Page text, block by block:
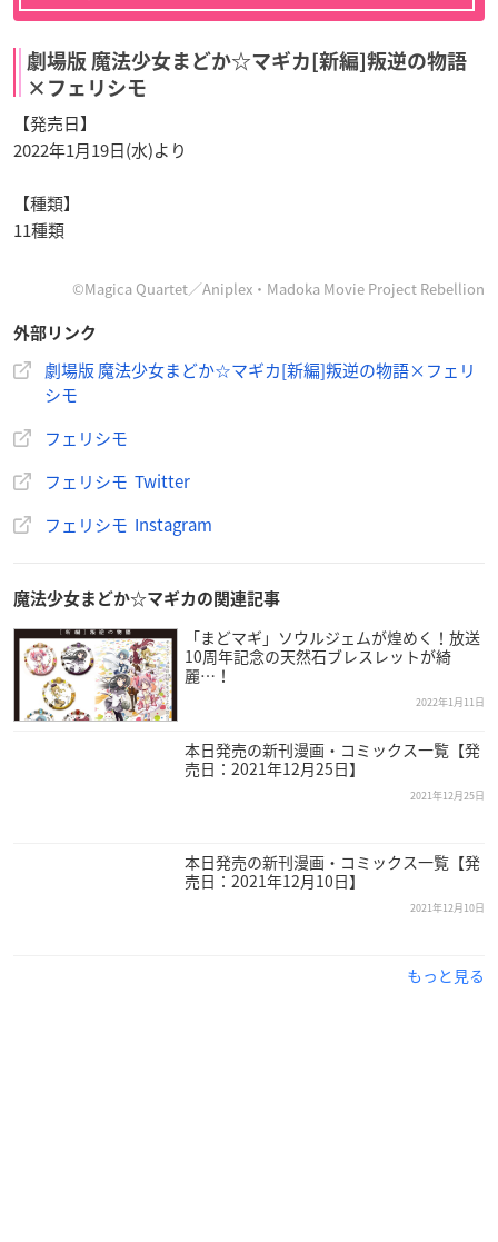
劇場版 魔法少女まどか☆マギカ[新編]叛逆の物語
×フェリシモ
【発売日】
2022年1月19日(水)より
【種類】
11種類
©Magica Quartet／Aniplex・Madoka Movie Project Rebellion
外部リンク
劇場版 魔法少女まどか☆マギカ[新編]叛逆の物語×フェリ
シモ
フェリシモ
フェリシモ Twitter
フェリシモ Instagram
魔法少女まどか☆マギカの関連記事
「まどマギ」ソウルジェムが煌めく！放送
10周年記念の天然石ブレスレットが綺
麗…！
2022年1月11日
本日発売の新刊漫画・コミックス一覧【発
売日：2021年12月25日】
2021年12月25日
本日発売の新刊漫画・コミックス一覧【発
売日：2021年12月10日】
2021年12月10日
もっと見る